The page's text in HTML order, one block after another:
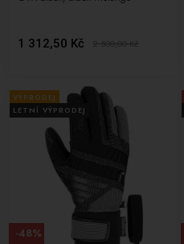
1 312,50 Kč 2 500,00Kč
VÝPRODEJ
LETNÍ VÝPRODEJ
-48%